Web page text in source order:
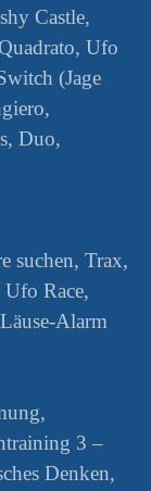
Castle,
Ufo
(Jage
Duo,
suchen, Trax,
Race,
Alarm
3 –
Denken,